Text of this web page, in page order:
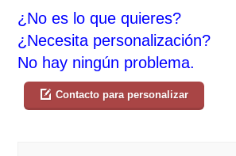
¿No es lo que quieres?
¿Necesita personalización?
No hay ningún problema.
Contacto para personalizar